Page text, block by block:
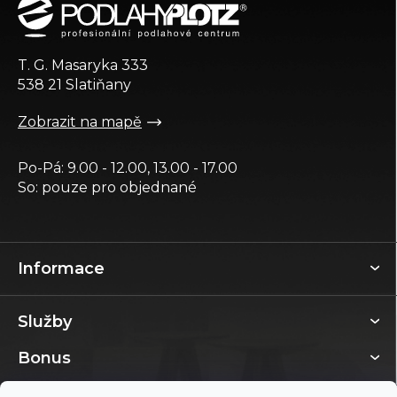
Informace
Služby
Bonus
T. G. Masaryka 333
538 21 Slatiňany
Zobrazit na mapě
Po-Pá: 9.00 - 12.00, 13.00 - 17.00
So: pouze pro objednané